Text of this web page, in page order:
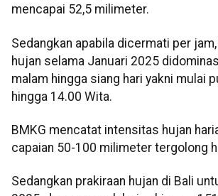
mencapai 52,5 milimeter.
Sedangkan apabila dicermati per
hujan selama Januari 2025
malam hingga siang hari yakni mulai
hingga 14.00 Wita.
BMKG mencatat intensitas hujan
capaian 50-100 milimeter tergolong
Sedangkan prakiraan hujan di Bali